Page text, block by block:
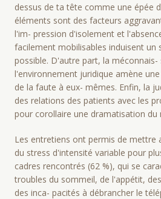
dessus de ta tête comme une épée
éléments sont des facteurs
l'im- pression d'isolement et
facilement mobilisables induisent un
possible. D'autre part, la méconnais-
l'environnement juridique amène
de la faute à eux- mêmes. Enfin, la
des relations des patients avec les
pour corollaire une dramatisation du
Les entretiens ont permis de mettre
du stress d'intensité variable pour
cadres rencontrés (62 %), qui se
troubles du sommeil, de l'appétit,
des inca- pacités à débrancher le